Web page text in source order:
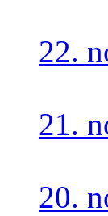
22.
21.
20.